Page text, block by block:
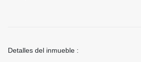
Detalles del inmueble :